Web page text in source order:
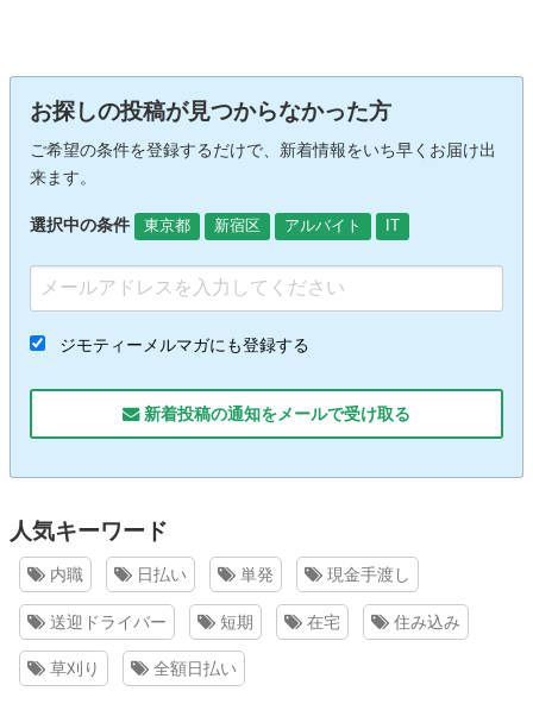
お探しの投稿が見つからなかった方
ご希望の条件を登録するだけで、新着情報をいち早くお届け出
来ます。
選択中の条件 東京都 新宿区 アルバイト IT
ジモティーメルマガにも登録する
新着投稿の通知をメールで受け取る
人気キーワード
内職 日払い 単発 現金手渡し
送迎ドライバー 短期 在宅 住み込み
草刈り 全額日払い